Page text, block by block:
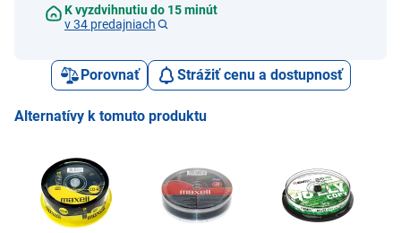
K vyzdvihnutiu do 15 minút
v 34 predajniach
Porovnať Strážiť cenu a dostupnosť
Alternatívy k tomuto produktu